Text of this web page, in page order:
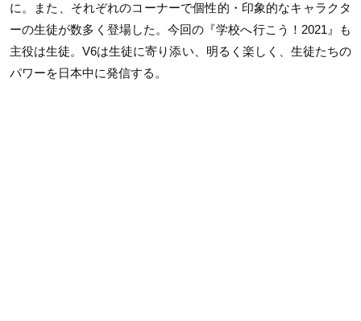
に。また、それぞれのコーナーで個性的・印象的なキャラクタ
ーの生徒が数多く登場した。今回の『学校へ行こう！2021』も
主役は生徒。V6は生徒に寄り添い、明るく楽しく、生徒たちの
パワーを日本中に発信する。